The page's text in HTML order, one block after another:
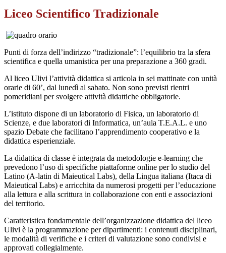
Liceo Scientifico Tradizionale
Punti di forza dell’indirizzo “tradizionale”: l’equilibrio tra la sfera
scientifica e quella umanistica per una preparazione a 360 gradi.
Al liceo Ulivi l’attività didattica si articola in sei mattinate con unità
orarie di 60’, dal lunedì al sabato. Non sono previsti rientri
pomeridiani per svolgere attività didattiche obbligatorie.
L’istituto dispone di un laboratorio di Fisica, un laboratorio di
Scienze, e due laboratori di Informatica, un’aula T.E.A.L. e uno
spazio Debate che facilitano l’apprendimento cooperativo e la
didattica esperienziale.
La didattica di classe è integrata da metodologie e-learning che
prevedono l’uso di specifiche piattaforme online per lo studio del
Latino (A-latin di Maieutical Labs), della Lingua italiana (Itaca di
Maieutical Labs) e arricchita da numerosi progetti per l’educazione
alla lettura e alla scrittura in collaborazione con enti e associazioni
del territorio.
Caratteristica fondamentale dell’organizzazione didattica del liceo
Ulivi è la programmazione per dipartimenti: i contenuti disciplinari,
le modalità di verifiche e i criteri di valutazione sono condivisi e
approvati collegialmente.